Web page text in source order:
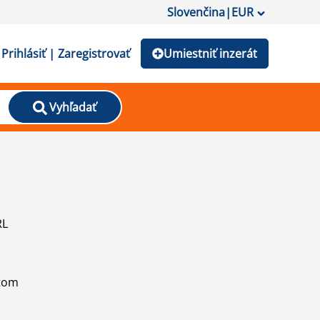
Slovenčina|EUR
Prihlásiť | Zaregistrovať Umiestniť inzerát
Vyhľadať